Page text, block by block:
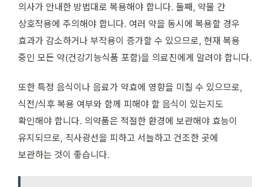
의사가 안내한 방법대로 복용해야 합니다. 둘째, 약물 간
상호작용에 주의해야 합니다. 여러 약을 동시에 복용할 경우
효과가 감소하거나 부작용이 증가할 수 있으므로, 현재 복용
중인 모든 약(건강기능식품 포함)을 의료진에게 알려야 합니다.
또한 특정 음식이나 음료가 약효에 영향을 미칠 수 있으므로,
식전/식후 복용 여부와 함께 피해야 할 음식이 있는지도
확인해야 합니다. 의약품은 적절한 환경에 보관해야 효능이
유지되므로, 직사광선을 피하고 서늘하고 건조한 곳에
보관하는 것이 좋습니다.